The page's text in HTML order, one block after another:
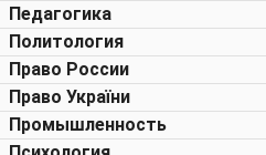
Педагогика
Политология
Право России
Право України
Промышленность